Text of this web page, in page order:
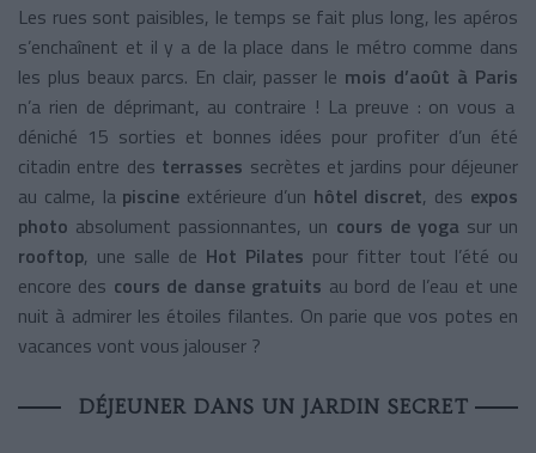
Les rues sont paisibles, le temps se fait plus long, les apéros
s’enchaînent et il y a de la place dans le métro comme dans
les plus beaux parcs. En clair, passer le mois d’août à Paris
n’a rien de déprimant, au contraire ! La preuve : on vous a
déniché 15 sorties et bonnes idées pour profiter d’un été
citadin entre des terrasses secrètes et jardins pour déjeuner
au calme, la piscine extérieure d’un hôtel discret, des expos
photo absolument passionnantes, un cours de yoga sur un
rooftop, une salle de Hot Pilates pour fitter tout l’été ou
encore des cours de danse gratuits au bord de l’eau et une
nuit à admirer les étoiles filantes. On parie que vos potes en
vacances vont vous jalouser ?
DÉJEUNER DANS UN JARDIN SECRET